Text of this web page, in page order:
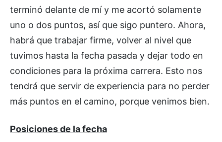
terminó delante de mí y me acortó solamente
uno o dos puntos, así que sigo puntero. Ahora,
habrá que trabajar firme, volver al nivel que
tuvimos hasta la fecha pasada y dejar todo en
condiciones para la próxima carrera. Esto nos
tendrá que servir de experiencia para no perder
más puntos en el camino, porque venimos bien.
Posiciones de la fecha